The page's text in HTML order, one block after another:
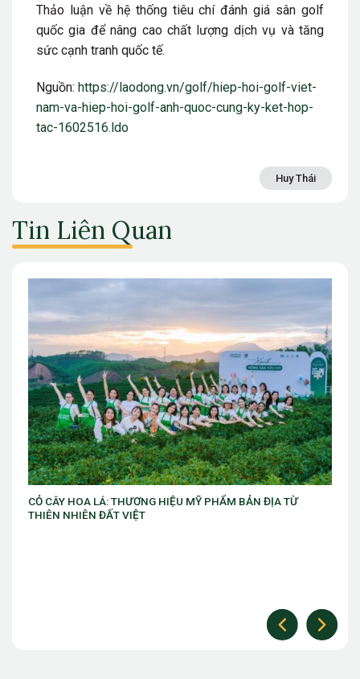
Thảo luận về hệ thống tiêu chí đánh giá sân golf
quốc gia để nâng cao chất lượng dịch vụ và tăng
sức cạnh tranh quốc tế.
Nguồn: https://laodong.vn/golf/hiep-hoi-golf-viet-
nam-va-hiep-hoi-golf-anh-quoc-cung-ky-ket-hop-
tac-1602516.ldo
Huy Thái
Tin Liên Quan
PHẨM BẢN ĐỊA TỪ
VIB ra mắt chương trình “VIB Swing –